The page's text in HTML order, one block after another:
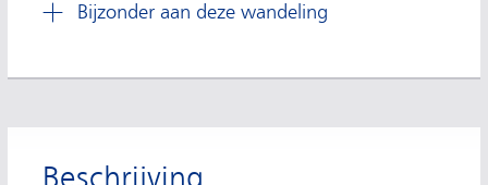
Bijzonder aan deze wandeling